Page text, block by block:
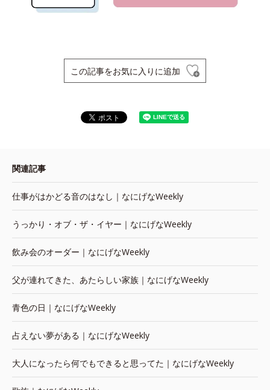
この記事をお気に入りに追加
関連記事
仕事がはかどる音のはなし｜なにげなWeekly
うっかり・オブ・ザ・イヤー｜なにげなWeekly
飲み会のオーダー｜なにげなWeekly
父が連れてきた、あたらしい家族｜なにげなWeekly
青色の日｜なにげなWeekly
占えない夢がある｜なにげなWeekly
大人になったら何でもできると思ってた｜なにげなWeekly